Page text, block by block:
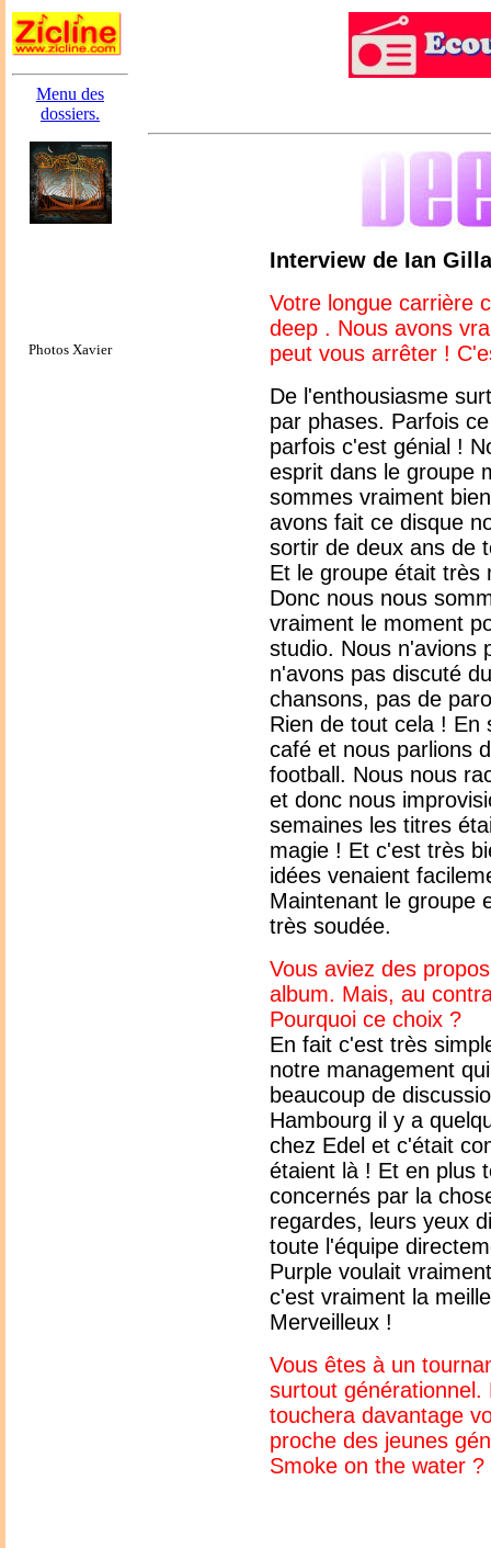
Menu des
dossiers.
Photos Xavier
Interview de Ian
Votre longue carrière
deep . Nous avons
peut vous arrêter !
De l'enthousiasme
par phases. Parfois
parfois c'est génial !
esprit dans le groupe
sommes vraiment
avons fait ce disque
sortir de deux ans de
Et le groupe était très
Donc nous nous
vraiment le moment
studio. Nous n'avions
n'avons pas discuté
chansons, pas de
Rien de tout cela ! En
café et nous parlions
football. Nous nous
et donc nous
semaines les titres
magie ! Et c'est très
idées venaient
Maintenant le groupe
très soudée.
Vous aviez des
album. Mais, au
Pourquoi ce choix ?
En fait c'est très
notre management
beaucoup de
Hambourg il y a
chez Edel et c'était
étaient là ! Et en plus
concernés par la
regardes, leurs yeux
toute l'équipe
Purple voulait
c'est vraiment la
Merveilleux !
Vous êtes à un
surtout
touchera davantage
proche des jeunes
Smoke on the water ?